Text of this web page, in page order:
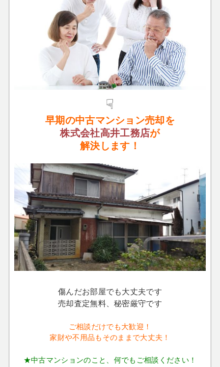
☟
早期の中古マンション売却を
株式会社高井工務店が
解決します！
傷んだお部屋でも大丈夫です
売却査定無料、秘密厳守です
ご相談だけでも大歓迎！
家財や不用品もそのままで大丈夫！
★中古マンションのこと、何でもご相談ください！